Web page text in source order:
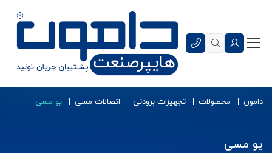
دامون محصولات تجهیزات برودتی اتصالات مسی یو مسی
یو مسی